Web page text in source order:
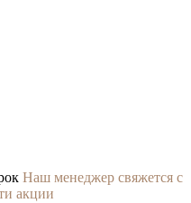
Наш менеджер свяжется с
акции